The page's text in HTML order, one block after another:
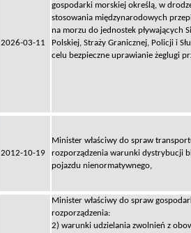
2026-03-11
gospodarki morskiej określą, w
stosowania międzynarodowych
na morzu do jednostek pływających
Polskiej, Straży Granicznej, Policji i
celu bezpieczne uprawianie żeglugi
2012-10-19
Minister właściwy do spraw
rozporządzenia warunki dystrybucji
pojazdu nienormatywnego,
Minister właściwy do spraw
rozporządzenia:
2) warunki udzielania zwolnień z